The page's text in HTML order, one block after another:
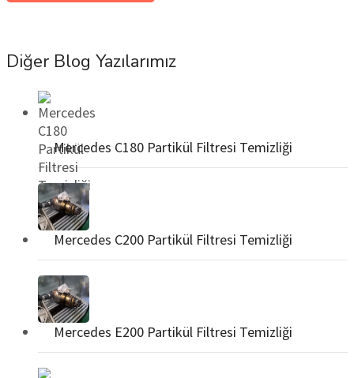
Diğer Blog Yazılarımız
Mercedes C180 Partikül Filtresi Temizliği
Mercedes C200 Partikül Filtresi Temizliği
Mercedes E200 Partikül Filtresi Temizliği